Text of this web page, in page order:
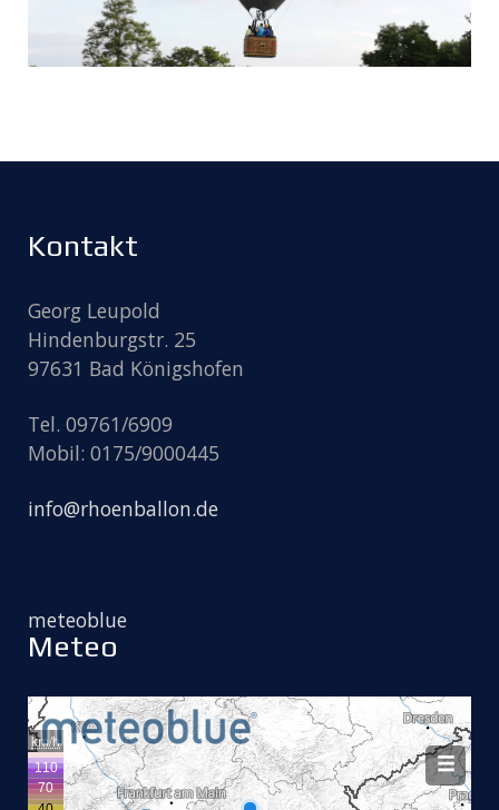
Kontakt
Georg Leupold
Hindenburgstr. 25
97631 Bad Königshofen
Tel. 09761/6909
Mobil: 0175/9000445
info@rhoenballon.de
meteoblue
Meteo